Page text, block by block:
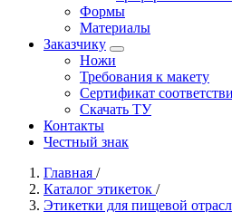
Формы
Материалы
Заказчику
Ножи
Требования к макету
Сертификат
Скачать ТУ
Контакты
Честный знак
Главная /
Каталог этикеток /
Этикетки для пищевой